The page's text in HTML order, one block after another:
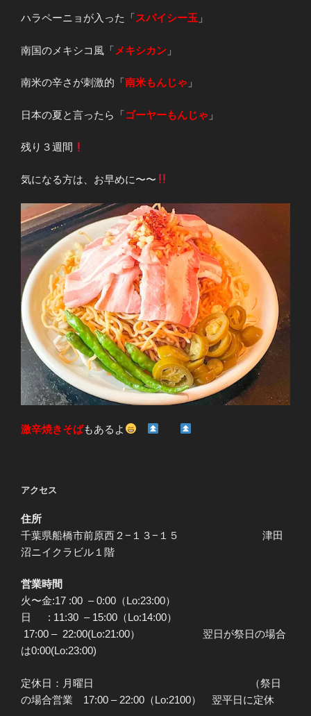
ハラペーニョが入った「スパイシー玉 」
南国のメキシコ風「 メキシカン 」
南米の辛さが刺激的「南米もんじゃ 」
日本の夏と言ったら「ゴーヤーもんじゃ 」
残り３週間
気になる方は、お早めに〜〜
激辛焼きそばもあるよ
アクセス
住所
千葉県船橋市前原西２−１３−１５ 津田
沼ニイクラビル１階
営業時間
火〜金:17 :00 – 0:00（Lo:23:00）
日 : 11:30 – 15:00（Lo:14:00）
17:00 – 22:00(Lo:21:00） 翌日が祭日の場合
は0:00(Lo:23:00)
定休日：月曜日 （祭日
の場合営業 17:00 – 22:00（Lo:2100） 翌平日に定休